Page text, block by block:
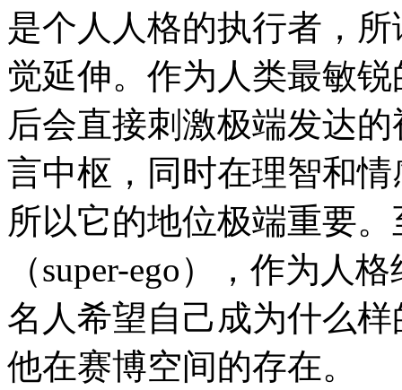
是个人人格的执行者，
觉延伸。作为人类最敏
后会直接刺激极端发达
言中枢，同时在理智和
所以它的地位极端重要
（super-ego），作为人
名人希望自己成为什么
他在赛博空间的存在。